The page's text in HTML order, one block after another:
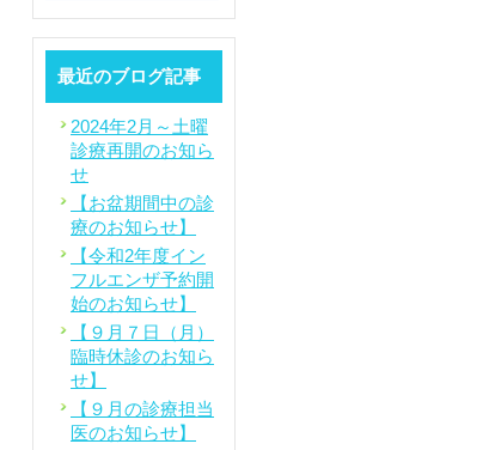
最近のブログ記事
2024年2月～土曜
診療再開のお知ら
せ
【お盆期間中の診
療のお知らせ】
【令和2年度イン
フルエンザ予約開
始のお知らせ】
【９月７日（月）
臨時休診のお知ら
せ】
【９月の診療担当
医のお知らせ】